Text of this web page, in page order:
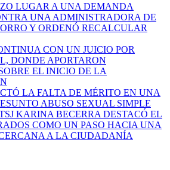
LUGAR A UNA DEMANDA
UNA ADMINISTRADORA DE
Y ORDENÓ RECALCULAR
CON UN JUICIO POR
DONDE APORTARON
EL INICIO DE LA
LA FALTA DE MÉRITO EN UNA
ABUSO SEXUAL SIMPLE
KARINA BECERRA DESTACÓ EL
COMO UN PASO HACIA UNA
A LA CIUDADANÍA